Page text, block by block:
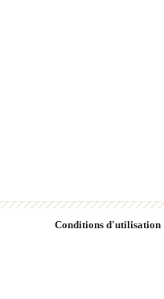
Conditions d'utilisation